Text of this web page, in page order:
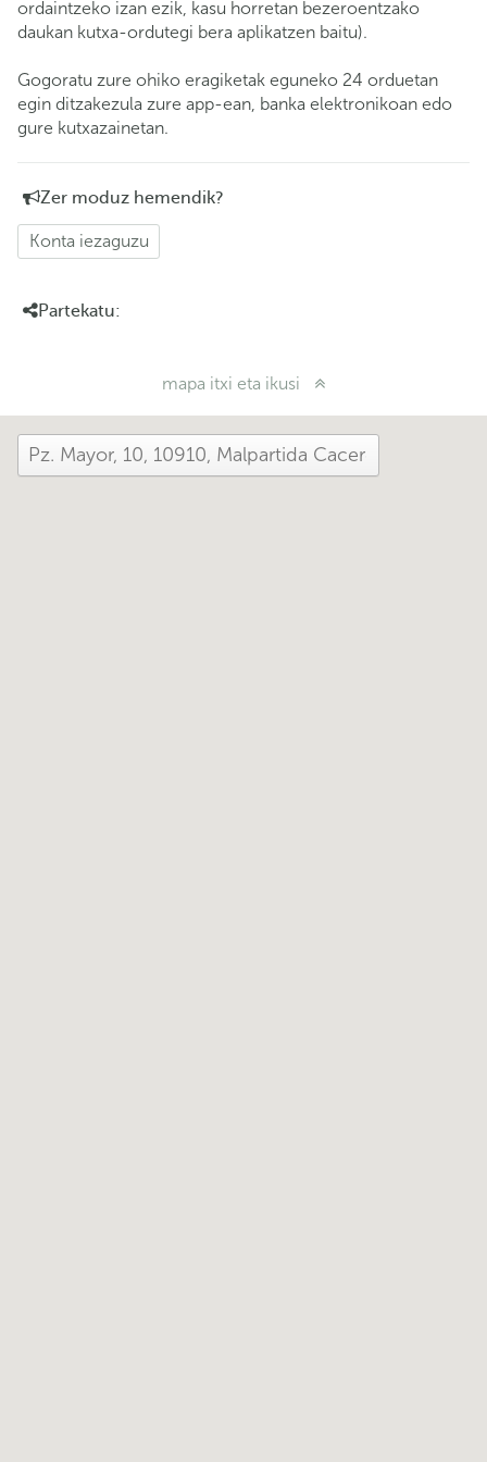
ordaintzeko izan ezik, kasu horretan bezeroentzako
daukan kutxa-ordutegi bera aplikatzen baitu).
Gogoratu zure ohiko eragiketak eguneko 24 orduetan
egin ditzakezula zure app-ean, banka elektronikoan edo
gure kutxazainetan.
Zer moduz hemendik?
Konta iezaguzu
Partekatu:
mapa itxi eta ikusi